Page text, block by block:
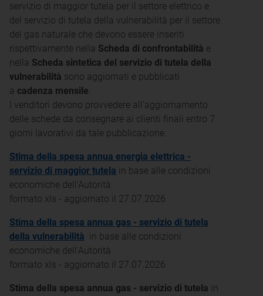
servizio di maggior tutela per il settore elettrico e
del servizio di tutela della vulnerabilità per il settore
del gas naturale che devono essere inseriti
rispettivamente nella Scheda di confrontabilità e
nella Scheda sintetica del servizio di tutela della
vulnerabilità sono aggiornati e pubblicati
a cadenza mensile.
I venditori devono provvedere all'aggiornamento
delle schede da consegnare ai clienti finali entro 7
giorni lavorativi da tale pubblicazione.
Stima della spesa annua energia elettrica -
servizio di maggior tutela in base alle condizioni
economiche dell'Autorità
formato xls - aggiornato il 27.07.2026
Stima della spesa annua gas - servizio di tutela
della vulnerabilità in base alle condizioni
economiche dell'Autorità
formato xls - aggiornato il 27.07.2026
Stima della spesa annua gas - servizio di tutela in